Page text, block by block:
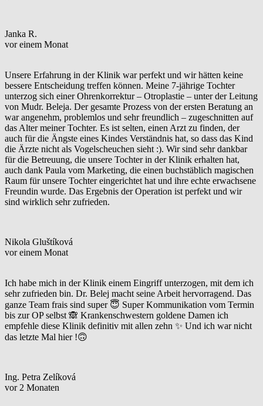
Janka R.
vor einem Monat
Unsere Erfahrung in der Klinik war perfekt und wir hätten keine
bessere Entscheidung treffen können. Meine 7-jährige Tochter
unterzog sich einer Ohrenkorrektur – Otroplastie – unter der Leitung
von Mudr. Beleja. Der gesamte Prozess von der ersten Beratung an
war angenehm, problemlos und sehr freundlich – zugeschnitten auf
das Alter meiner Tochter. Es ist selten, einen Arzt zu finden, der
auch für die Ängste eines Kindes Verständnis hat, so dass das Kind
die Ärzte nicht als Vogelscheuchen sieht :). Wir sind sehr dankbar
für die Betreuung, die unsere Tochter in der Klinik erhalten hat,
auch dank Paula vom Marketing, die einen buchstäblich magischen
Raum für unsere Tochter eingerichtet hat und ihre echte erwachsene
Freundin wurde. Das Ergebnis der Operation ist perfekt und wir
sind wirklich sehr zufrieden.
Nikola Gluštíková
vor einem Monat
Ich habe mich in der Klinik einem Eingriff unterzogen, mit dem ich
sehr zufrieden bin. Dr. Belej macht seine Arbeit hervorragend. Das
ganze Team frais sind super 😇 Super Kommunikation vom Termin
bis zur OP selbst 🙈 Krankenschwestern goldene Damen ich
empfehle diese Klinik definitiv mit allen zehn ✨ Und ich war nicht
das letzte Mal hier !🙃
Ing. Petra Zelíková
vor 2 Monaten